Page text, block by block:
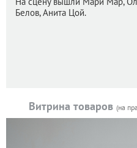
Белов, Анита Цой.
Витрина товаров (на